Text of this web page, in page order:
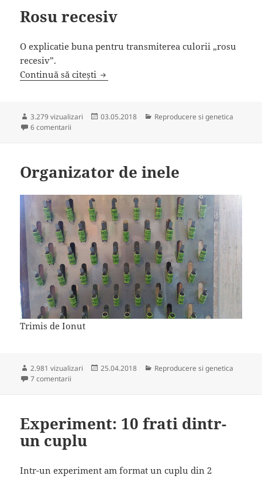
Rosu recesiv
O explicatie buna pentru transmiterea culorii „rosu
recesiv”.
Continuă să citești Rosu recesiv
3.279 vizualizari
Publicat
03.05.2018 Categorii
Reproducere si genetica
6 comentarii
Organizator de inele
Trimis de Ionut
2.981 vizualizari
Publicat
25.04.2018 Categorii
Reproducere si genetica
7 comentarii
Experiment: 10 frati dintr-
un cuplu
Intr-un experiment am format un cuplu din 2